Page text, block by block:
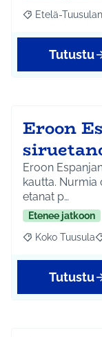
Rajaa tulokset
Etelä-
Tutustu
Eroon
Eroon
kautta.
etanat p…
Etenee jatkoon
Rajaa tulokset
Koko Tuusula
Tutustu